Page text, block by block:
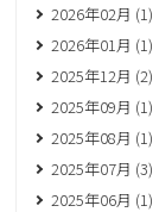
2026年02月 (1)
2026年01月 (1)
2025年12月 (2)
2025年09月 (1)
2025年08月 (1)
2025年07月 (3)
2025年06月 (1)